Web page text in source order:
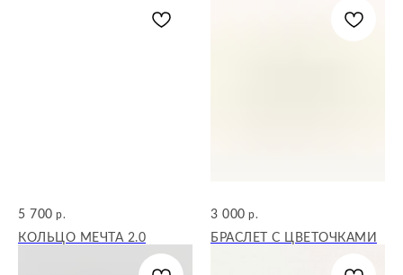
5 700 р.
КОЛЬЦО МЕЧТА 2.0
3 000 р.
БРАСЛЕТ С ЦВЕТОЧКАМИ